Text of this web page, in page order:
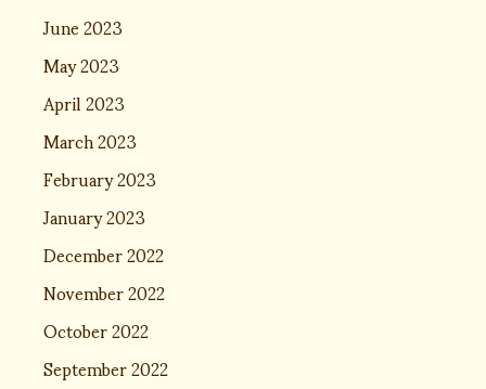
June 2023
May 2023
April 2023
March 2023
February 2023
January 2023
December 2022
November 2022
October 2022
September 2022